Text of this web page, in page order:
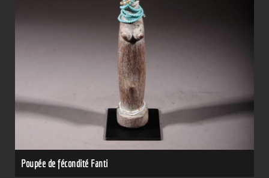
Poupée de fécondité Fanti